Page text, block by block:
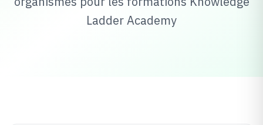
Ladder Academy